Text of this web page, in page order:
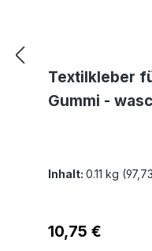
Textilkleber
Gummi -
Inhalt: 0.11 kg
Regulärer Preis:
10,75 €